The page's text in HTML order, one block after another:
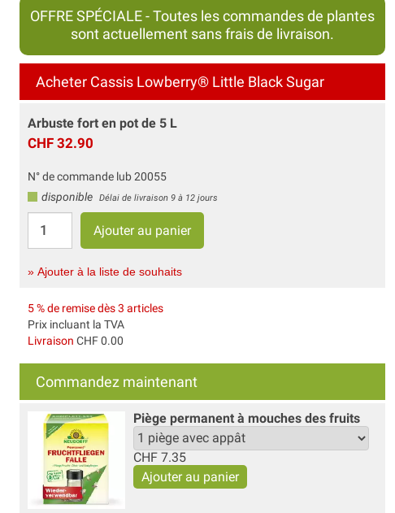
OFFRE SPÉCIALE - Toutes les commandes de plantes
sont actuellement sans frais de livraison.
Acheter Cassis Lowberry® Little Black Sugar
Arbuste fort en pot de 5 L
CHF 32.90
N° de commande lub 20055
disponible
Délai de livraison 9 à 12 jours
» Ajouter à la liste de souhaits
5 % de remise dès 3 articles
Prix incluant la TVA
Livraison CHF 0.00
Commandez maintenant
Piège permanent à mouches des fruits
CHF 7.35